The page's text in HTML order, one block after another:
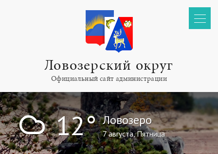
Ловозерский округ
Официальный сайт администрации
! 12° Ловозеро
7 августа, Пятница